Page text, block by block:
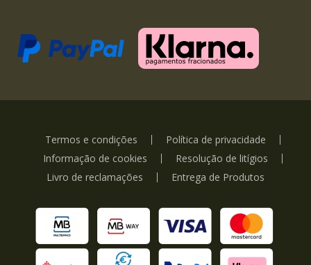
Termos e condições
Política de privacidade
Informação de cookies
Resolução de litígios
Livro de reclamações
Entrega de Produtos